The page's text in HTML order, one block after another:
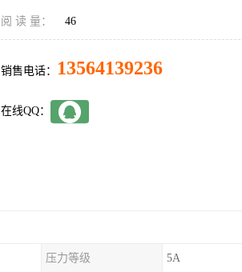
阅 读 量： 46
销售电话： 13564139236
在线QQ：
压力等级 5A